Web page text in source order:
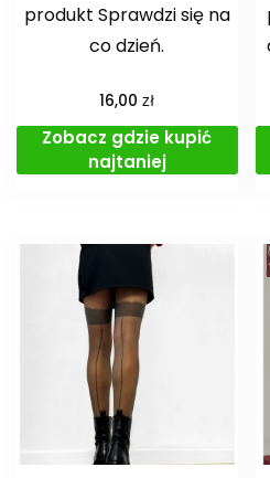
produkt Sprawdzi się na
co dzień.
16,00zł
Zobacz gdzie kupić
najtaniej